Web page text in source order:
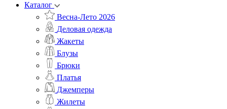
Каталог
Весна-Лето 2026
Деловая одежда
Жакеты
Блузы
Брюки
Платья
Джемперы
Жилеты